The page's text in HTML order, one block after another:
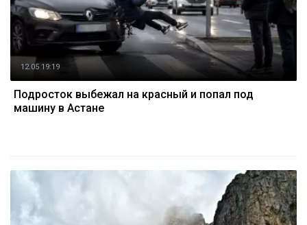
12.05 19:19
Подросток выбежал на красный и попал под
машину в Астане